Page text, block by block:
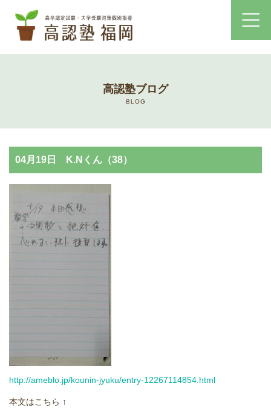
高認塾のご案内
高卒認定試験とは
よくあるご質問
高認塾ブログ
BLOG
04月19日 K.Nくん（38）
http://ameblo.jp/kounin-jyuku/entry-12267114854.html
本文はこちら ↑